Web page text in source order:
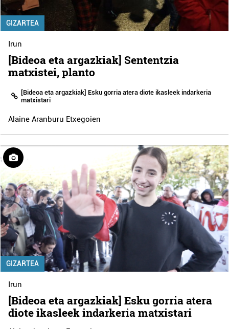
GIZARTEA
Irun
[Bideoa eta argazkiak] Sententzia
matxistei, planto
[Bideoa eta argazkiak] Esku gorria atera diote ikasleek indarkeria
matxistari
Alaine Aranburu Etxegoien
GIZARTEA
Irun
[Bideoa eta argazkiak] Esku gorria atera
diote ikasleek indarkeria matxistari